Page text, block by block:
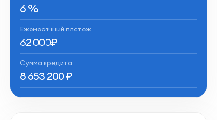
6%
Ежемесячный платёж
62 000₽
Сумма кредита
8 653 200₽